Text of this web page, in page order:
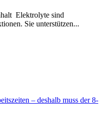
Elektrolyte sind
Sie unterstützen...